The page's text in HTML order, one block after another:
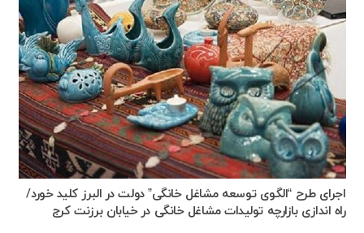
اجرای طرح “الگوی توسعه مشاغل خانگی” دولت در البرز کلید خورد/
راه اندازی بازارچه تولیدات مشاغل خانگی در خیابان برزنت کرج